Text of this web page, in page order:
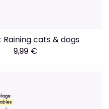
Raining cats & dogs
9,99 €